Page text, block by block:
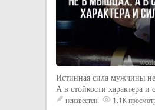
Истинная сила мужчины
А в стойкости характера и
неизвестен 1.1K